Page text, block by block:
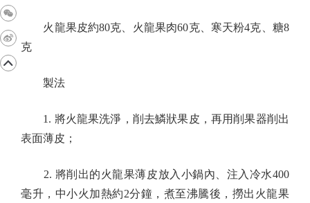
火龍果皮約80克、火龍果肉60克、寒天粉4克、糖8
克
製法
1. 將火龍果洗淨，削去鱗狀果皮，再用削果器削出
表面薄皮；
2. 將削出的火龍果薄皮放入小鍋內、注入冷水400
毫升，中小火加熱約2分鐘，煮至沸騰後，撈出火龍果